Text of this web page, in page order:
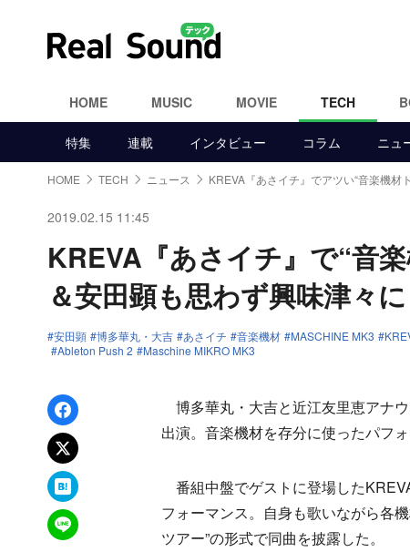
HOME MUSIC MOVIE TECH
特集 連載 インタビュー コラム ニュ
HOME TECH ニュース KREVA『あさイチ』でアツい“音楽機材
2019.02.15 11:45
KREVA『あさイチ』で“音
＆安田顕も思わず興味津々に
安田顕 博多華丸・大吉 あさイチ 音楽機材 MASCHINE MK3
Ableton Push 2
Maschine MIKRO MK3
Facebookでシェア
xでポスト
はてなブックマーク
LINEで送る
博多華丸・大吉と近江友里恵アナ
出演。音楽機材を存分に使ったパフ
番組中盤でゲストに登場した
フォーマンス。自身も歌いながら各
ツアー”の形式で同曲を披露した。